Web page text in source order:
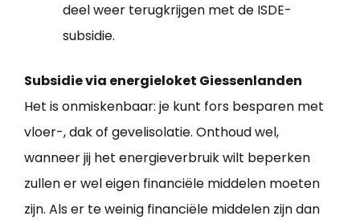
deel weer terugkrijgen met de ISDE-
subsidie.
Subsidie via energieloket Giessenlanden
Het is onmiskenbaar: je kunt fors besparen met
vloer-, dak of gevelisolatie. Onthoud wel,
wanneer jij het energieverbruik wilt beperken
zullen er wel eigen financiële middelen moeten
zijn. Als er te weinig financiële middelen zijn dan